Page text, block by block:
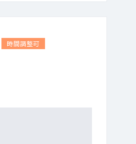
時間調整可